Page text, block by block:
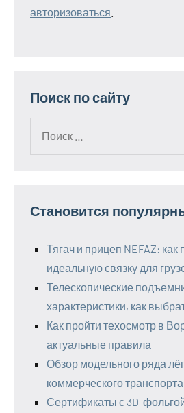
авторизоваться
Поиск по сайту
Становится
Тягач и прицеп NEFAZ: как
идеальную связку для
Телескопические
характеристики, как
Как пройти техосмотр в
актуальные правила
Обзор модельного ряда
коммерческого транспорта
Сертификаты с 3D-